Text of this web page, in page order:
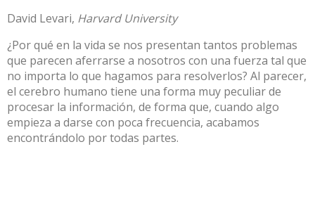
David Levari, Harvard University
¿Por qué en la vida se nos presentan tantos problemas
que parecen aferrarse a nosotros con una fuerza tal que
no importa lo que hagamos para resolverlos? Al parecer,
el cerebro humano tiene una forma muy peculiar de
procesar la información, de forma que, cuando algo
empieza a darse con poca frecuencia, acabamos
encontrándolo por todas partes.